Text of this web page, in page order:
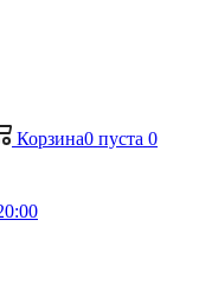
Корзина0 пуста 0